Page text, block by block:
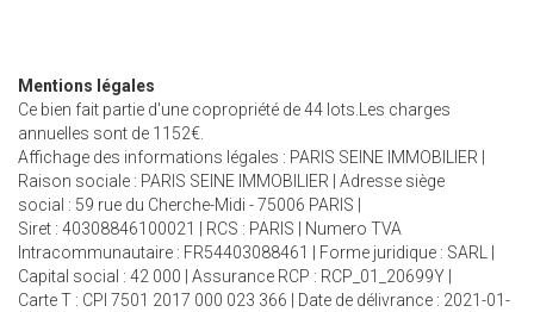
Mentions légales
Ce bien fait partie d'une copropriété de 44 lots.Les charges
annuelles sont de 1152€.
Affichage des informations légales : PARIS SEINE IMMOBILIER |
Raison sociale : PARIS SEINE IMMOBILIER | Adresse siège
social : 59 rue du Cherche-Midi - 75006 PARIS |
Siret : 40308846100021 | RCS : PARIS | Numero TVA
Intracommunautaire : FR54403088461 | Forme juridique : SARL |
Capital social : 42 000 | Assurance RCP : RCP_01_20699Y |
Carte T : CPI 7501 2017 000 023 366 | Date de délivrance : 2021-01-